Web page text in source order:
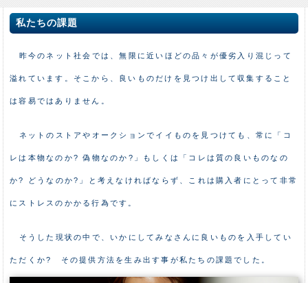
私たちの課題
昨今のネット社会では、無限に近いほどの品々が優劣入り混じって
溢れています。そこから、良いものだけを見つけ出して収集すること
は容易ではありません。
ネットのストアやオークションでイイものを見つけても、常に「コ
レは本物なのか? 偽物なのか?」もしくは「コレは質の良いものなの
か? どうなのか?」と考えなければならず、これは購入者にとって非常
にストレスのかかる行為です。
そうした現状の中で、いかにしてみなさんに良いものを入手してい
ただくか? その提供方法を生み出す事が私たちの課題でした。